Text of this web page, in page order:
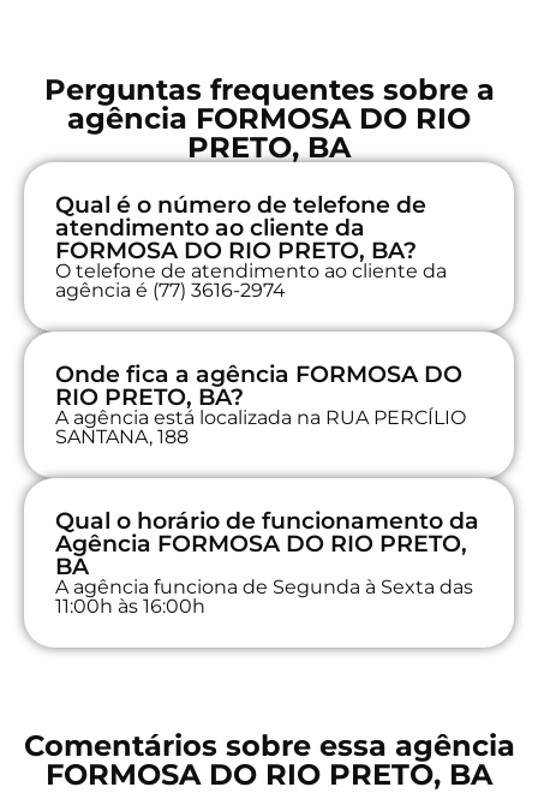
Perguntas frequentes sobre a
agência FORMOSA DO RIO
PRETO, BA
Qual é o número de telefone de
atendimento ao cliente da
FORMOSA DO RIO PRETO, BA?
O telefone de atendimento ao cliente da
agência é (77) 3616-2974
Onde fica a agência FORMOSA DO
RIO PRETO, BA?
A agência está localizada na RUA PERCÍLIO
SANTANA, 188
Qual o horário de funcionamento da
Agência FORMOSA DO RIO PRETO,
BA
A agência funciona de Segunda à Sexta das
11:00h às 16:00h
Comentários sobre essa agência
FORMOSA DO RIO PRETO, BA